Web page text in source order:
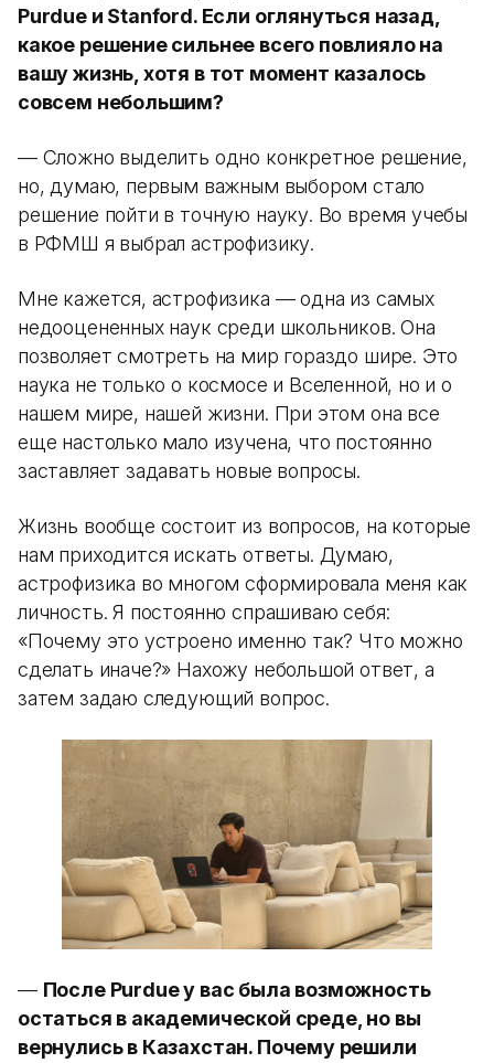
Purdue и Stanford. Если оглянуться назад,
какое решение сильнее всего повлияло на
вашу жизнь, хотя в тот момент казалось
совсем небольшим?
— Сложно выделить одно конкретное решение,
но, думаю, первым важным выбором стало
решение пойти в точную науку. Во время учебы
в РФМШ я выбрал астрофизику.
Мне кажется, астрофизика — одна из самых
недооцененных наук среди школьников. Она
позволяет смотреть на мир гораздо шире. Это
наука не только о космосе и Вселенной, но и о
нашем мире, нашей жизни. При этом она все
еще настолько мало изучена, что постоянно
заставляет задавать новые вопросы.
Жизнь вообще состоит из вопросов, на которые
нам приходится искать ответы. Думаю,
астрофизика во многом сформировала меня как
личность. Я постоянно спрашиваю себя:
«Почему это устроено именно так? Что можно
сделать иначе?» Нахожу небольшой ответ, а
затем задаю следующий вопрос.
— После Purdue у вас была возможность
остаться в академической среде, но вы
вернулись в Казахстан. Почему решили